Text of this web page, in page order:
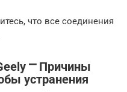
что все соединения
⎻ Причины
устранения